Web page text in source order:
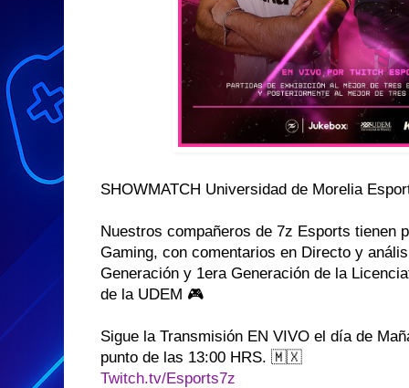
SHOWMATCH Universidad de Morelia
Nuestros compañeros de 7z Esports tienen
Gaming, con comentarios en Directo y
Generación y 1era Generación de la
de la UDEM 🎮
Sigue la Transmisión EN VIVO el día de
punto de las 13:00 HRS. 🇲🇽
Twitch.tv/Esports7z